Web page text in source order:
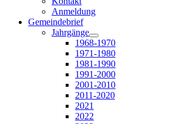
Anmeldung
Gemeindebrief
Jahrgänge
1968-1970
1971-1980
1981-1990
1991-2000
2001-2010
2011-2020
2021
2022